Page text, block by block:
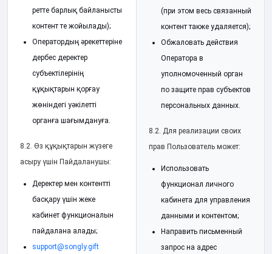
ретте барлық байланысты
контент те жойылады);
Оператордың әрекеттеріне
дербес деректер
субъектілерінің
құқықтарын қорғау
жөніндегі уәкілетті
органға шағымдануға.
8.2. Өз құқықтарын жүзеге
асыру үшін Пайдаланушы:
Деректер мен контентті
басқару үшін жеке
кабинет функционалын
пайдалана алады;
support@songly.gift
(при этом весь связанный
контент также удаляется);
Обжаловать действия
Оператора в
уполномоченный орган
по защите прав субъектов
персональных данных.
8.2. Для реализации своих
прав Пользователь может:
Использовать
функционал личного
кабинета для управления
данными и контентом;
Направить письменный
запрос на адрес